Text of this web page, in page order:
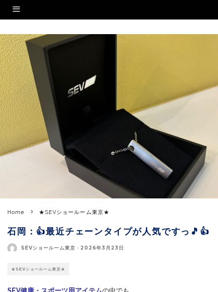
Home ★SEVショールーム東京★
石岡：👍最近チェーンタイプが人気ですっ🎵👍
SEVショールーム東京 · 2026年3月23日
★SEVショールーム東京★
SEV健康・スポーツ用アイテムの中でも